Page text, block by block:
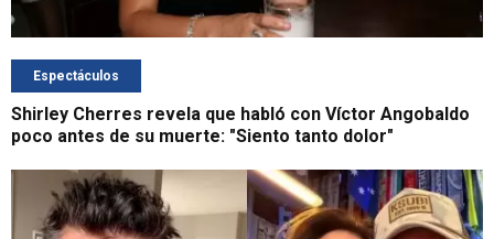
Espectáculos
Shirley Cherres revela que habló con Víctor Angobaldo
poco antes de su muerte: "Siento tanto dolor"